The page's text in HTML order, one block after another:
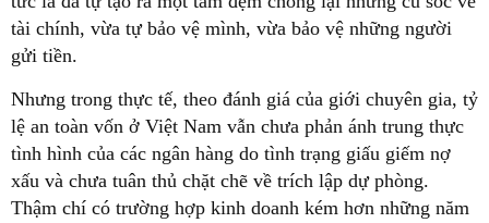
tài chính, vừa tự bảo vệ mình, vừa bảo vệ những người
gửi tiền.
Nhưng trong thực tế, theo đánh giá của giới chuyên gia, tỷ
lệ an toàn vốn ở Việt Nam vẫn chưa phản ánh trung thực
tình hình của các ngân hàng do tình trạng giấu giếm nợ
xấu và chưa tuân thủ chặt chẽ về trích lập dự phòng.
Thậm chí có trường hợp kinh doanh kém hơn những năm